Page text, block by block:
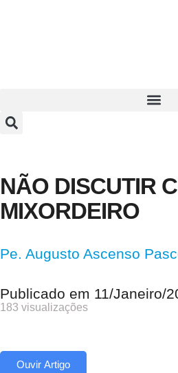
NÃO DISCUTIR
MIXORDEIRO
Pe. Augusto Ascenso
Publicado em 11/Janeiro/
183 visualizações
Ouvir Artigo